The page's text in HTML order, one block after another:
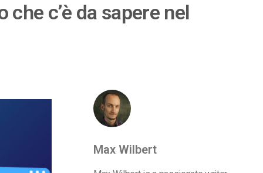
c’è da sapere nel
Max Wilbert